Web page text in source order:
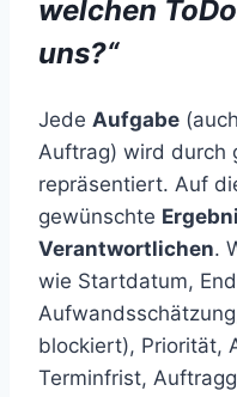
welchen
uns?“
Jede Aufgabe
Auftrag) wird durch
repräsentiert. Auf
gewünschte
Verantwortlichen.
wie Startdatum,
blockiert), Priorität,
Terminfrist,